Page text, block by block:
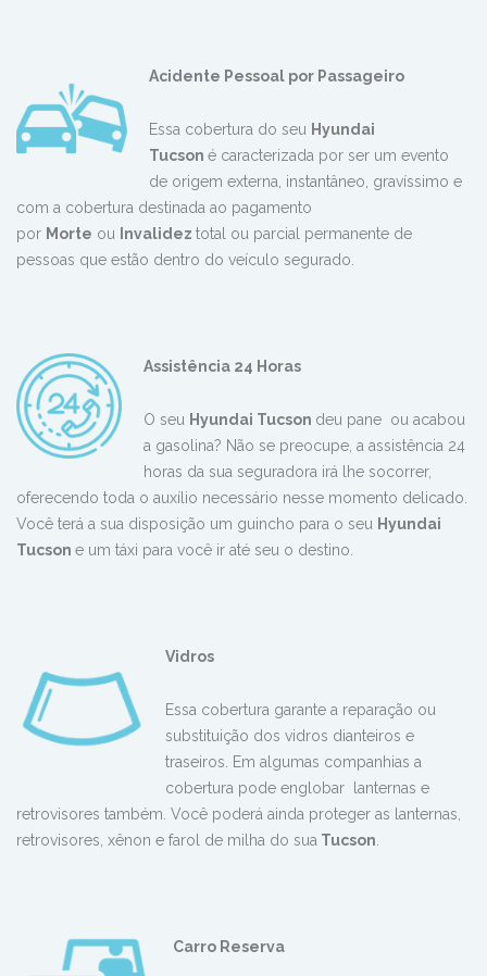
Acidente Pessoal por Passageiro
Essa cobertura do seu Hyundai
Tucson é caracterizada por ser um evento
de origem externa, instantâneo, gravíssimo e
com a cobertura destinada ao pagamento
por Morte ou Invalidez total ou parcial permanente de
pessoas que estão dentro do veículo segurado.
Assistência 24 Horas
O seu Hyundai Tucson deu pane ou acabou
a gasolina? Não se preocupe, a assistência 24
horas da sua seguradora irá lhe socorrer,
oferecendo toda o auxílio necessário nesse momento delicado.
Você terá a sua disposição um guincho para o seu Hyundai
Tucson e um táxi para você ir até seu o destino.
Vidros
Essa cobertura garante a reparação ou
substituição dos vidros dianteiros e
traseiros. Em algumas companhias a
cobertura pode englobar lanternas e
retrovisores também. Você poderá ainda proteger as lanternas,
retrovisores, xênon e farol de milha do sua Tucson
Carro Reserva